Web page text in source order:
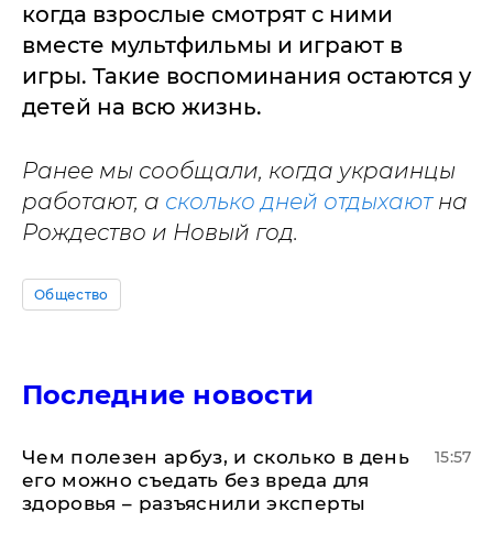
когда взрослые смотрят с ними
вместе мультфильмы и играют в
игры. Такие воспоминания остаются у
детей на всю жизнь.
Ранее мы сообщали, когда украинцы
работают, а сколько дней отдыхаютна
Рождество и Новый год.
Общество
Последние новости
Чем полезен арбуз, и сколько в день
его можно съедать без вреда для
здоровья – разъяснили эксперты
15:57